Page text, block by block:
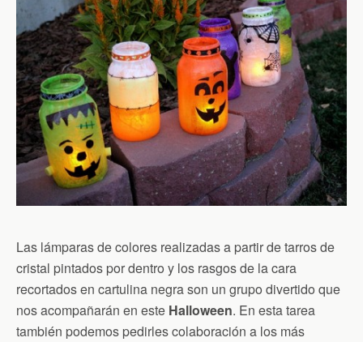
Las lámparas de colores realizadas a partir de tarros de
cristal pintados por dentro y los rasgos de la cara
recortados en cartulina negra son un grupo divertido que
nos acompañarán en este Halloween. En esta tarea
también podemos pedirles colaboración a los más